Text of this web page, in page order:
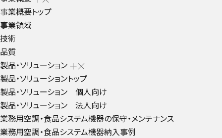
事業概要トップ
事業領域
技術
品質
製品・ソリューション
製品・ソリューショントップ
製品・ソリューション 個人向け
製品・ソリューション 法人向け
業務用空調・食品システム機器の保守・メンテナンス
業務用空調・食品システム機器納入事例